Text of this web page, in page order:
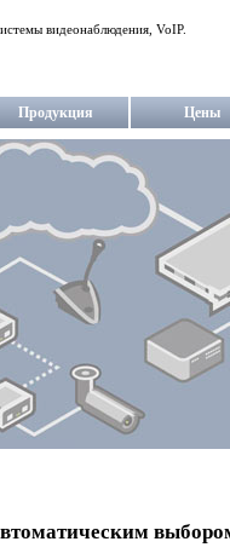
видеонаблюдения, VoIP.
Продукция Цены